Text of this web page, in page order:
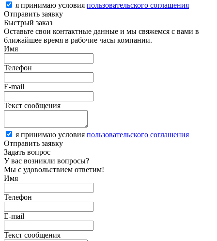
я принимаю условия пользовательского соглашения
Отправить заявку
Быстрый заказ
Оставьте свои контактные данные и мы свяжемся с вами в
ближайшее время в рабочие часы компании.
Имя
Телефон
E-mail
Текст сообщения
я принимаю условия пользовательского соглашения
Отправить заявку
Задать вопрос
У вас возникли вопросы?
Мы с удовольствием ответим!
Имя
Телефон
E-mail
Текст сообщения